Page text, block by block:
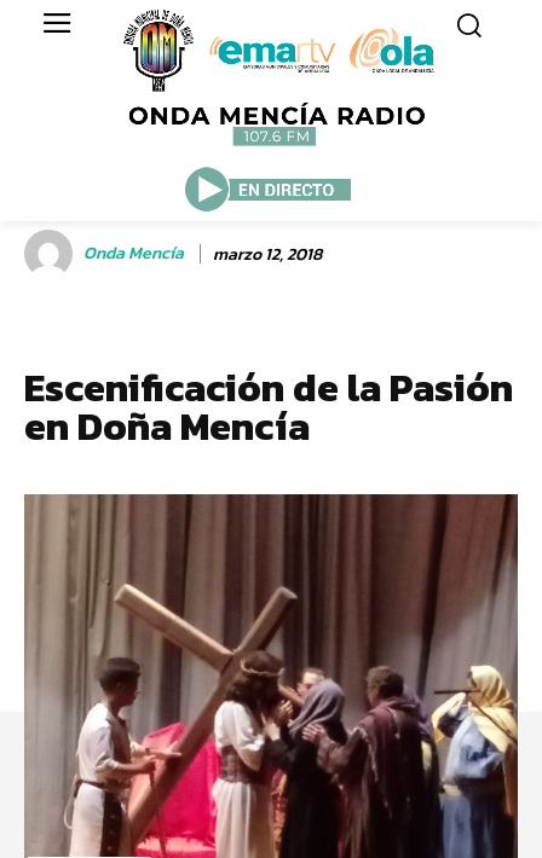
Onda Mencía marzo 12, 2018
Escenificación de la Pasión
en Doña Mencía